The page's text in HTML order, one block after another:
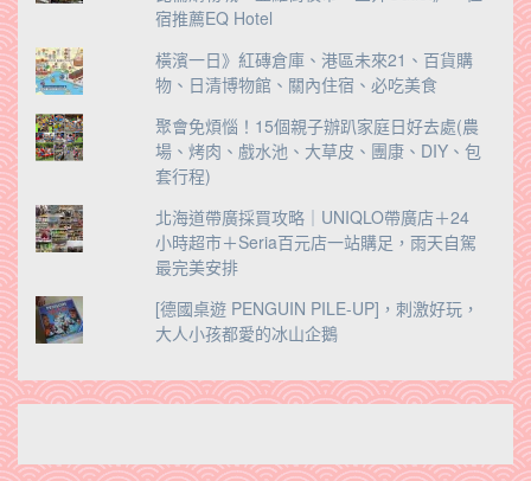
宿推薦EQ Hotel
橫濱一日》紅磚倉庫、港區未來21、百貨購
物、日清博物館、關內住宿、必吃美食
聚會免煩惱！15個親子辦趴家庭日好去處(農
場、烤肉、戲水池、大草皮、團康、DIY、包
套行程)
北海道帶廣採買攻略｜UNIQLO帶廣店＋24
小時超市＋Seria百元店一站購足，雨天自駕
最完美安排
[德國桌遊 PENGUIN PILE-UP]，刺激好玩，
大人小孩都愛的冰山企鵝